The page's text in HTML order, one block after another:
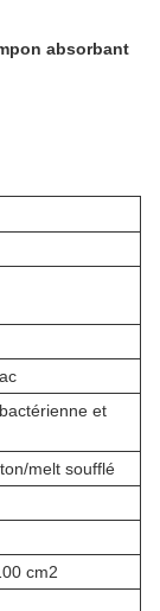
absorbant
et
melt soufflé
cm2